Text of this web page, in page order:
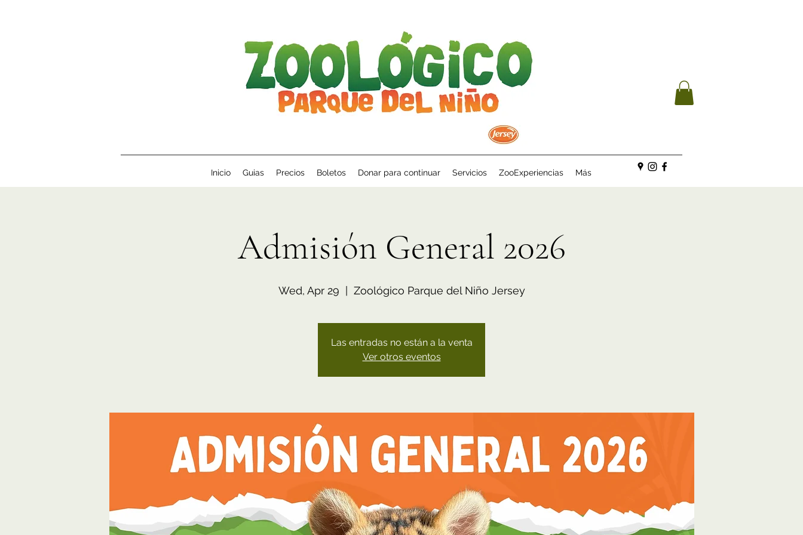
Inicio Guias Precios Boletos Donar para continuar Servicios ZooExperiencias Más
Admisión General 2026
Wed, Apr 29 Zoológico Parque del Niño Jersey
Las entradas no están a la venta
Ver otros eventos